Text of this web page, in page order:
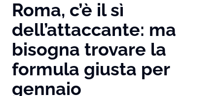
Roma, c’è il sì
dell’attaccante: ma
bisogna trovare la
formula giusta per
gennaio